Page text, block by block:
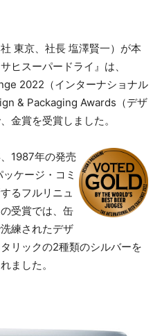
東京、社長 塩澤賢一）が本
ヒスーパードライ』は、
2022（インターナショナル
& Packaging Awards（デザ
金賞を受賞しました。
1987年の発売
ケージ・コミ
るフルリニュ
受賞では、缶
練されたデザ
リックの2種類のシルバーを
ました。